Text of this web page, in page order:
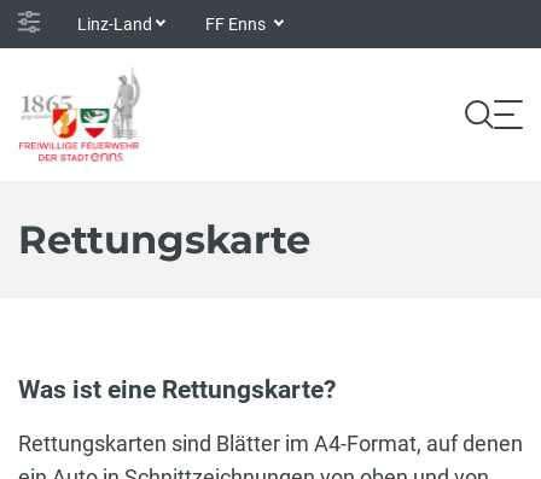
Linz-Land FF Enns
Rettungskarte
Was ist eine Rettungskarte?
Rettungskarten sind Blätter im A4-Format, auf denen